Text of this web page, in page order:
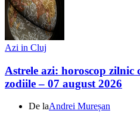
Azi in Cluj
Astrele azi: horoscop zilnic
zodiile – 07 august 2026
De laAndrei Mureșan